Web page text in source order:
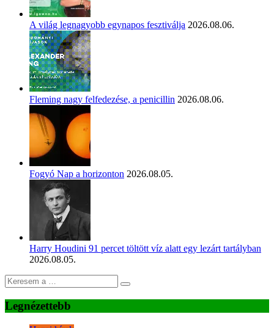
A világ legnagyobb egynapos fesztiválja 2026.08.06.
Fleming nagy felfedezése, a penicillin 2026.08.06.
Fogyó Nap a horizonton 2026.08.05.
Harry Houdini 91 percet töltött víz alatt egy lezárt tartályban
2026.08.05.
Legnézettebb